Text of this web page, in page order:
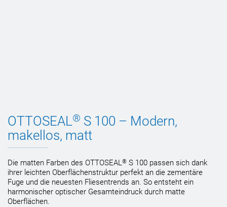
OTTOSEAL® S 100 – Modern,
makellos, matt
Die matten Farben des OTTOSEAL® S 100 passen sich dank
ihrer leichten Oberflächenstruktur perfekt an die zementäre
Fuge und die neuesten Fliesentrends an. So entsteht ein
harmonischer optischer Gesamteindruck durch matte
Oberflächen.